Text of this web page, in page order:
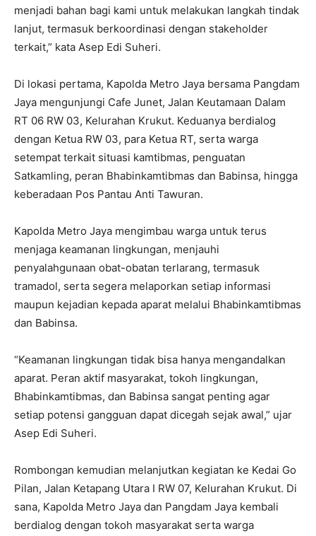
menjadi bahan bagi kami untuk melakukan langkah tindak
lanjut, termasuk berkoordinasi dengan stakeholder
terkait,” kata Asep Edi Suheri.
Di lokasi pertama, Kapolda Metro Jaya bersama Pangdam
Jaya mengunjungi Cafe Junet, Jalan Keutamaan Dalam
RT 06 RW 03, Kelurahan Krukut. Keduanya berdialog
dengan Ketua RW 03, para Ketua RT, serta warga
setempat terkait situasi kamtibmas, penguatan
Satkamling, peran Bhabinkamtibmas dan Babinsa, hingga
keberadaan Pos Pantau Anti Tawuran.
Kapolda Metro Jaya mengimbau warga untuk terus
menjaga keamanan lingkungan, menjauhi
penyalahgunaan obat-obatan terlarang, termasuk
tramadol, serta segera melaporkan setiap informasi
maupun kejadian kepada aparat melalui Bhabinkamtibmas
dan Babinsa.
“Keamanan lingkungan tidak bisa hanya mengandalkan
aparat. Peran aktif masyarakat, tokoh lingkungan,
Bhabinkamtibmas, dan Babinsa sangat penting agar
setiap potensi gangguan dapat dicegah sejak awal,” ujar
Asep Edi Suheri.
Rombongan kemudian melanjutkan kegiatan ke Kedai Go
Pilan, Jalan Ketapang Utara I RW 07, Kelurahan Krukut. Di
sana, Kapolda Metro Jaya dan Pangdam Jaya kembali
berdialog dengan tokoh masyarakat serta warga